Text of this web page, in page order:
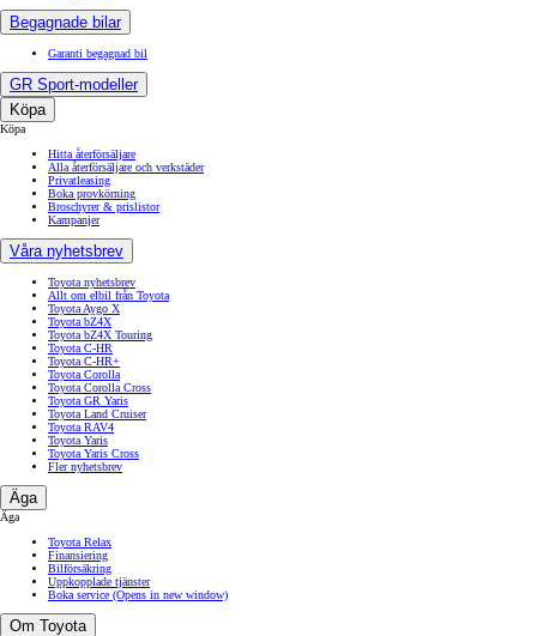
Begagnade bilar
Garanti begagnad bil
GR Sport-modeller
Köpa
Köpa
Hitta återförsäljare
Alla återförsäljare och verkstäder
Privatleasing
Boka provkörning
Broschyrer & prislistor
Kampanjer
Våra nyhetsbrev
Toyota nyhetsbrev
Allt om elbil från Toyota
Toyota Aygo X
Toyota bZ4X
Toyota bZ4X Touring
Toyota C-HR
Toyota C-HR+
Toyota Corolla
Toyota Corolla Cross
Toyota GR Yaris
Toyota Land Cruiser
Toyota RAV4
Toyota Yaris
Toyota Yaris Cross
Fler nyhetsbrev
Äga
Äga
Toyota Relax
Finansiering
Bilförsäkring
Uppkopplade tjänster
Boka service (Opens in new window)
Om Toyota